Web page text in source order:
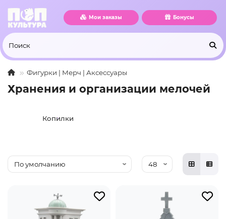
Мои заказы Бонусы
Фигурки | Мерч | Аксессуары
Хранения и организации мелочей
Копилки